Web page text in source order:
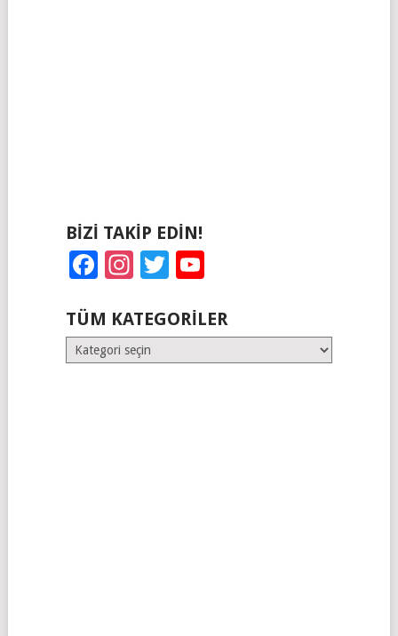
BIZI TAKIP EDIN!
Facebook
Instagram
Twitter
TÜM KATEGORILER
Tüm
Kategoriler